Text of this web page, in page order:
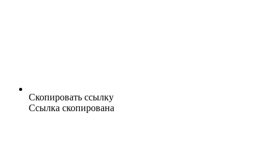
Скопировать ссылку
Ссылка скопирована